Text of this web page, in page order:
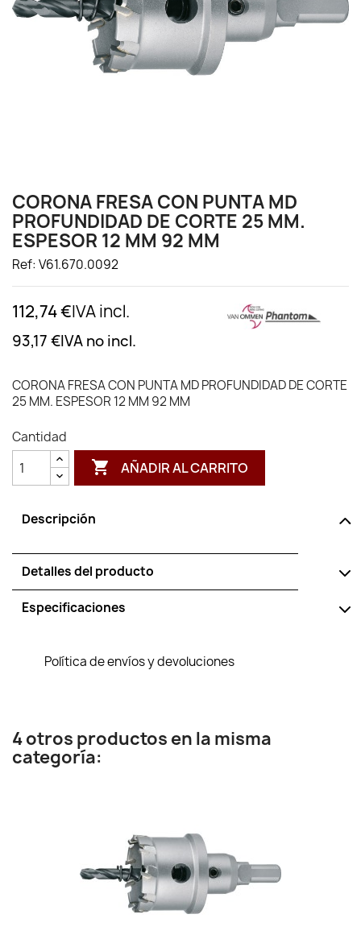
CORONA FRESA CON PUNTA MD
PROFUNDIDAD DE CORTE 25 MM.
ESPESOR 12 MM 92 MM
Ref: V61.670.0092
112,74 €IVA incl.
93,17 €IVA no incl.
CORONA FRESA CON PUNTA MD PROFUNDIDAD DE CORTE
25 MM. ESPESOR 12 MM 92 MM
Cantidad
 AÑADIR AL CARRITO
Descripción
Detalles del producto
Especificaciones
Política de envíos y devoluciones
4 otros productos en la misma
categoría: